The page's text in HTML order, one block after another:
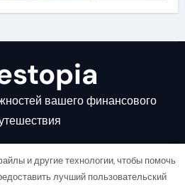
вашего финансового
и другие технологии, чтобы помочь
лучший пользовательский